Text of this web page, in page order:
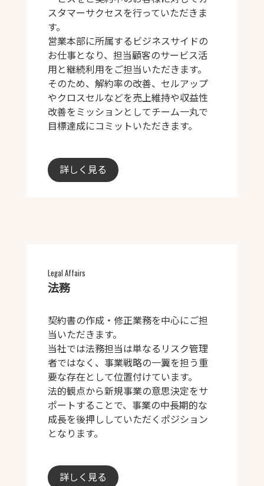
スタマーサクセスを行っていただきま
す。
営業本部に所属するビジネスサイドの
お仕事となり、担当顧客のサービス活
用と継続利用をご担当いただきます。
そのため、解約率の改善、セルアップ
やクロスセルなどを売上維持や収益性
改善をミッションとしてチーム一丸で
目標達成にコミットいただきます。
詳しく見る
Legal Affairs
法務
契約書の作成・修正業務を中心にご担
当いただきます。
当社では法務担当は単なるリスク管理
者ではなく、事業戦略の一翼を担う重
要な存在として位置付けています。
法的観点から新規事業の意思決定をサ
ポートすることで、事業の中長期的な
成長を後押ししていただくポジション
となります。
詳しく見る